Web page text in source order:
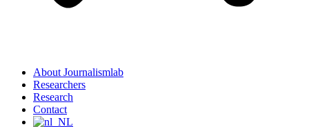
About Journalismlab
Researchers
Research
Contact